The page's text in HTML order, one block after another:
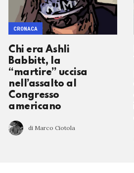
Chi era Ashli
Babbitt, la
“martire” uccisa
nell’assalto al
Congresso
americano
di Marco Ciotola
CRONACA